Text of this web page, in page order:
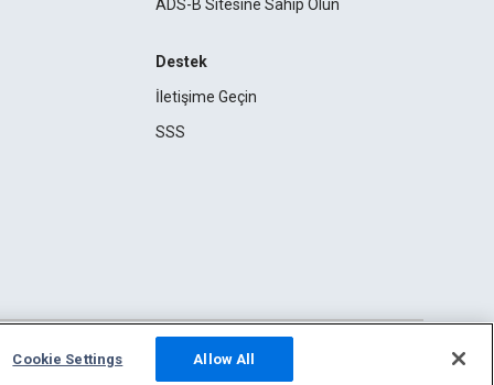
ADS-B Sitesine Sahip Olun
Destek
İletişime Geçin
SSS
Cookie Settings Allow All